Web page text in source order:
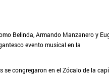
Belinda, Armando Manzanero y
evento musical en la
se congregaron en el Zócalo de la